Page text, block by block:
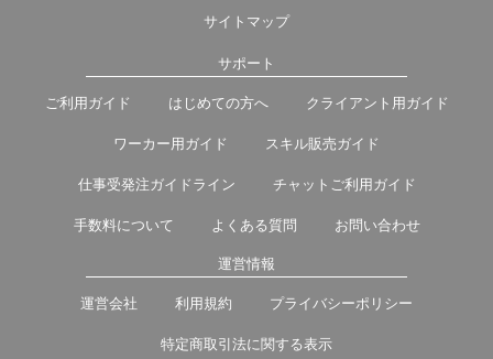
サイトマップ
サポート
ご利用ガイド はじめての方へ クライアント用ガイド
ワーカー用ガイド スキル販売ガイド
仕事受発注ガイドライン チャットご利用ガイド
手数料について よくある質問 お問い合わせ
運営情報
運営会社 利用規約 プライバシーポリシー
特定商取引法に関する表示